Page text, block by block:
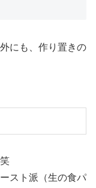
にも、作り置きの
スト派（生の食パ